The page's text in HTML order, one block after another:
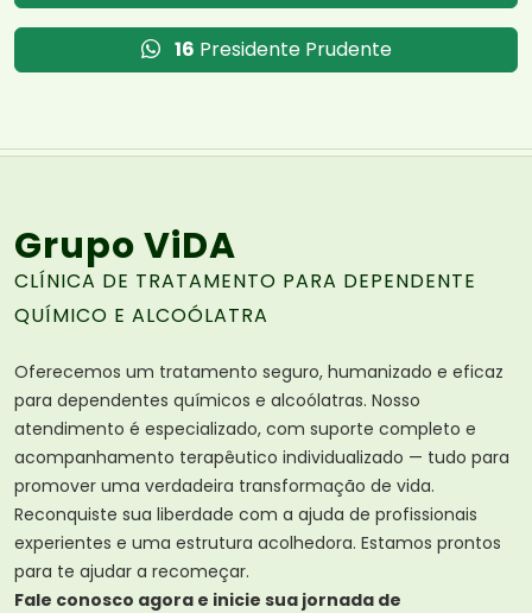
16 Presidente Prudente
Grupo ViDA
CLÍNICA DE TRATAMENTO PARA DEPENDENTE
QUÍMICO E ALCOÓLATRA
Oferecemos um tratamento seguro, humanizado e eficaz
para dependentes químicos e alcoólatras. Nosso
atendimento é especializado, com suporte completo e
acompanhamento terapêutico individualizado — tudo para
promover uma verdadeira transformação de vida.
Reconquiste sua liberdade com a ajuda de profissionais
experientes e uma estrutura acolhedora. Estamos prontos
para te ajudar a recomeçar.
Fale conosco agora e inicie sua jornada de